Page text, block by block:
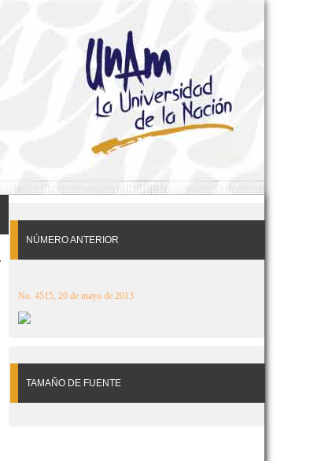
NÚMERO ANTERIOR
No. 4515, 20 de mayo de 2013
TAMAÑO DE FUENTE